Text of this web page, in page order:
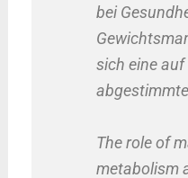
bei
sich eine
The role of
metabolism